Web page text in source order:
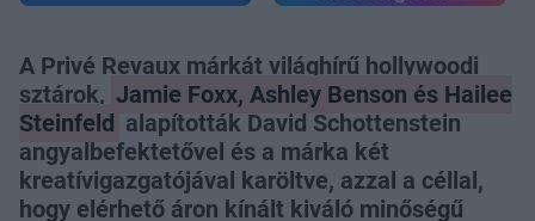
A Privé Revaux márkát világhírű hollywoodi
sztárok, Jamie Foxx, Ashley Benson és Hailee
Steinfeld alapították David Schottenstein
angyalbefektetővel és a márka két
kreatívigazgatójával karöltve, azzal a céllal,
hogy elérhető áron kínált kiváló minőségű